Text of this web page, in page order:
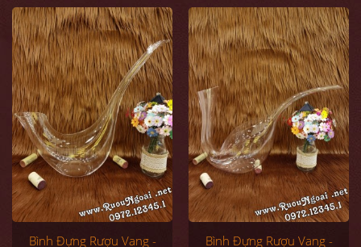
Bình Đựng Rượu Vang -
Bình Đựng Rượu Vang -